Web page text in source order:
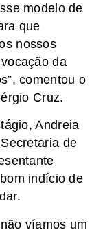
modelo de
que
nossos
da
comentou o
Cruz.
Andreia
de
indício de
víamos um